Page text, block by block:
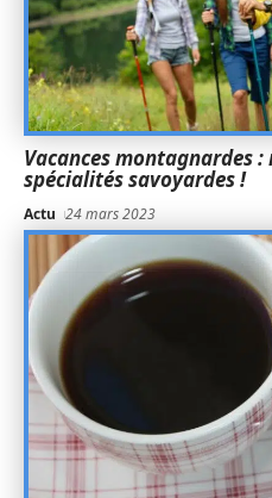
Vacances montagnardes :
spécialités savoyardes !
Actu 24 mars 2023